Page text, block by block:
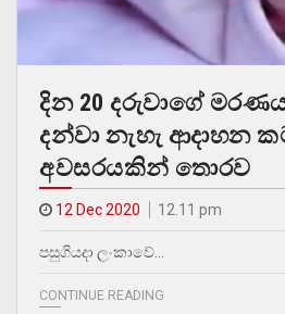
දින 20 දරුවාගේ
දන්වා නැහැ ආදාහන
අවසරයකින් තොරව
12 Dec 2020 12.11 pm
පසුගියදා ලංකාවේ…
CONTINUE READING